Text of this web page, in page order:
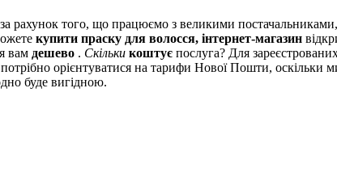
за рахунок того, що працюємо з великими
купити праску для волосся, інтернет-магазин
вам дешево . Скільки коштує послуга? Для
орієнтуватися на тарифи Нової Пошти,
буде вигідною.